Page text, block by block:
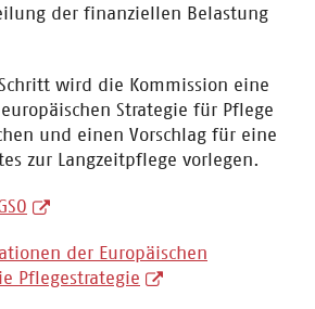
der finanziellen Belastung
wird die Kommission eine
Strategie für Pflege
und einen Vorschlag für eine
zur Langzeitpflege vorlegen.
der Europäischen
Pflegestrategie